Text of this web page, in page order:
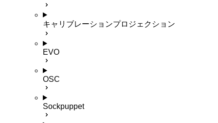
キャリブレーションプロジェクション
EVO
OSC
Sockpuppet